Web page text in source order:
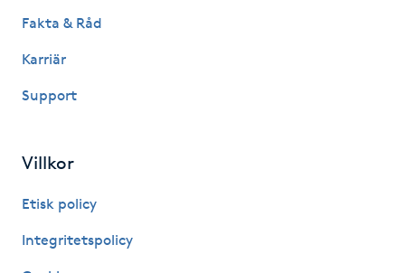
Japansk massage
K18
Kemisk peeling
Keratinbehandling
Fakta & Råd
Karriär
Support
Villkor
Etisk policy
Integritetspolicy